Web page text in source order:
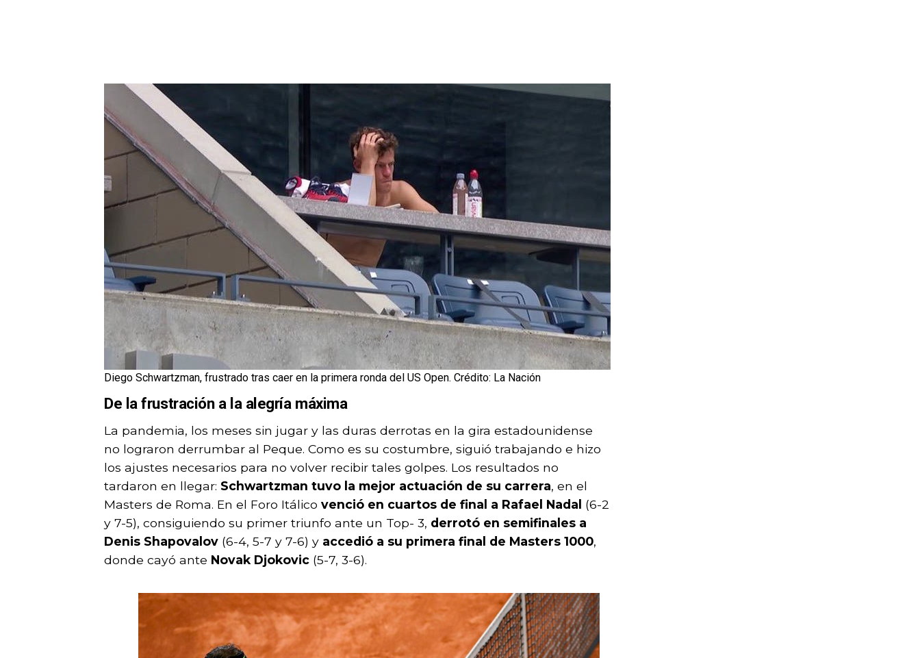
Diego Schwartzman, frustrado tras caer en la primera ronda del US Open. Crédito: La Nación
De la frustración a la alegría máxima
La pandemia, los meses sin jugar y las duras derrotas en la gira estadounidense
no lograron derrumbar al Peque. Como es su costumbre, siguió trabajando e hizo
los ajustes necesarios para no volver recibir tales golpes. Los resultados no
tardaron en llegar: Schwartzman tuvo la mejor actuación de su carrera, en el
Masters de Roma. En el Foro Itálico venció en cuartos de final a Rafael Nadal (6-2
y 7-5), consiguiendo su primer triunfo ante un Top- 3, derrotó en semifinales a
Denis Shapovalov (6-4, 5-7 y 7-6) y accedió a su primera final de Masters 1000,
donde cayó ante Novak Djokovic (5-7, 3-6).